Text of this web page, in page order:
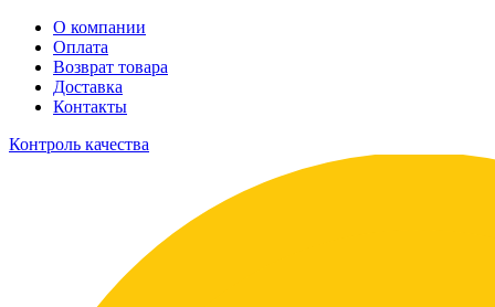
О компании
Оплата
Возврат товара
Доставка
Контакты
Контроль качества